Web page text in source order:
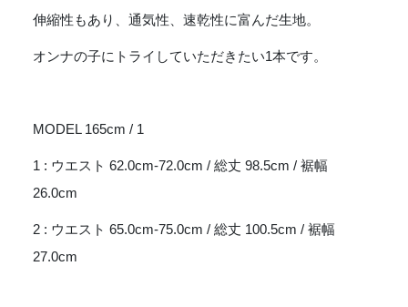
伸縮性もあり、通気性、速乾性に富んだ生地。
オンナの子にトライしていただきたい1本です。
MODEL 165cm / 1
1 : ウエスト 62.0cm-72.0cm / 総丈 98.5cm / 裾幅
26.0cm
2 : ウエスト 65.0cm-75.0cm / 総丈 100.5cm / 裾幅
27.0cm